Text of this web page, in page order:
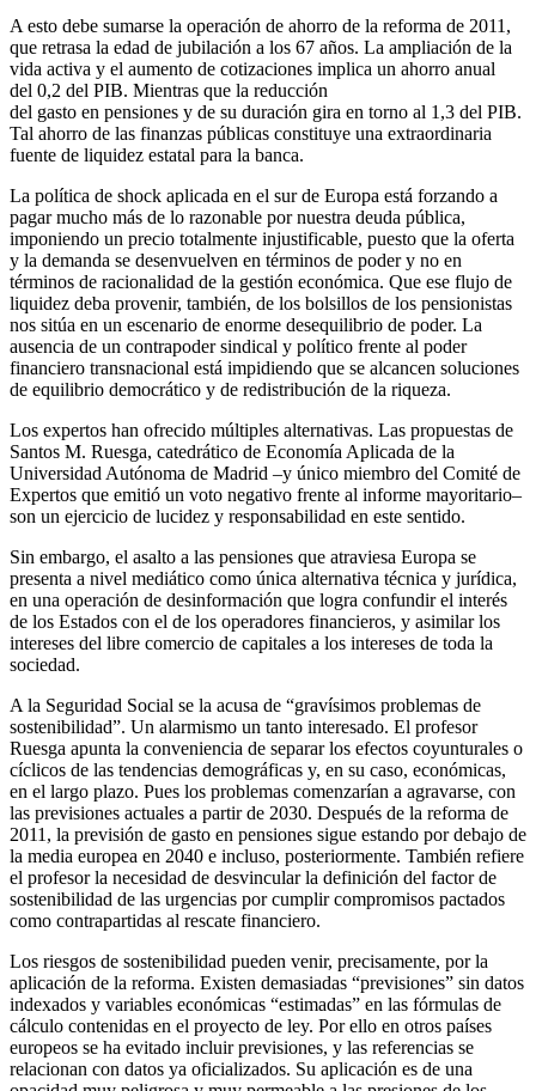
A esto debe sumarse la operación de ahorro de la reforma de 2011,
que retrasa la edad de jubilación a los 67 años. La ampliación de la
vida activa y el aumento de cotizaciones implica un ahorro anual
del 0,2 del PIB. Mientras que la reducción
del gasto en pensiones y de su duración gira en torno al 1,3 del PIB.
Tal ahorro de las finanzas públicas constituye una extraordinaria
fuente de liquidez estatal para la banca.
La política de shock aplicada en el sur de Europa está forzando a
pagar mucho más de lo razonable por nuestra deuda pública,
imponiendo un precio totalmente injustificable, puesto que la oferta
y la demanda se desenvuelven en términos de poder y no en
términos de racionalidad de la gestión económica. Que ese flujo de
liquidez deba provenir, también, de los bolsillos de los pensionistas
nos sitúa en un escenario de enorme desequilibrio de poder. La
ausencia de un contrapoder sindical y político frente al poder
financiero transnacional está impidiendo que se alcancen soluciones
de equilibrio democrático y de redistribución de la riqueza.
Los expertos han ofrecido múltiples alternativas. Las propuestas de
Santos M. Ruesga, catedrático de Economía Aplicada de la
Universidad Autónoma de Madrid –y único miembro del Comité de
Expertos que emitió un voto negativo frente al informe mayoritario–
son un ejercicio de lucidez y responsabilidad en este sentido.
Sin embargo, el asalto a las pensiones que atraviesa Europa se
presenta a nivel mediático como única alternativa técnica y jurídica,
en una operación de desinformación que logra confundir el interés
de los Estados con el de los operadores financieros, y asimilar los
intereses del libre comercio de capitales a los intereses de toda la
sociedad.
A la Seguridad Social se la acusa de “gravísimos problemas de
sostenibilidad”. Un alarmismo un tanto interesado. El profesor
Ruesga apunta la conveniencia de separar los efectos coyunturales o
cíclicos de las tendencias demográficas y, en su caso, económicas,
en el largo plazo. Pues los problemas comenzarían a agravarse, con
las previsiones actuales a partir de 2030. Después de la reforma de
2011, la previsión de gasto en pensiones sigue estando por debajo de
la media europea en 2040 e incluso, posteriormente. También refiere
el profesor la necesidad de desvincular la definición del factor de
sostenibilidad de las urgencias por cumplir compromisos pactados
como contrapartidas al rescate financiero.
Los riesgos de sostenibilidad pueden venir, precisamente, por la
aplicación de la reforma. Existen demasiadas “previsiones” sin datos
indexados y variables económicas “estimadas” en las fórmulas de
cálculo contenidas en el proyecto de ley. Por ello en otros países
europeos se ha evitado incluir previsiones, y las referencias se
relacionan con datos ya oficializados. Su aplicación es de una